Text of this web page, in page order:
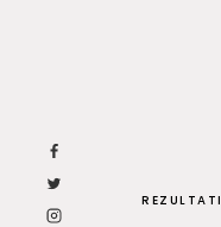
REZULTATI